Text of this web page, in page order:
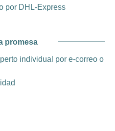
por DHL-Express
promesa
individual por e-correo o